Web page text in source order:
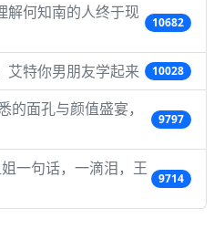
解何知南的人终于现
10682
艾特你男朋友学起来 10028
的面孔与颜值盛宴，
9797
一句话，一滴泪，王
9714